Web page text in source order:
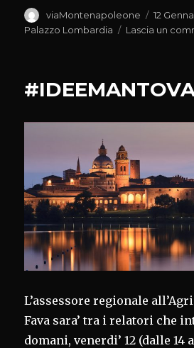
Autore
viaMontenapoleone
il
12
Palazzo Lombardia
Lascia un
L’assessore regionale
Fava sara’ tra i relatori che
domani, venerdi’ 12 (dalle 14